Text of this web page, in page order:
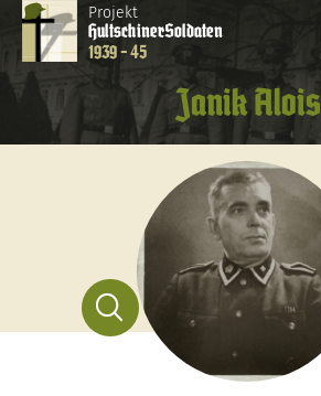
Projekt
HultschinerSoldaten
1939 - 45
Janik Alois